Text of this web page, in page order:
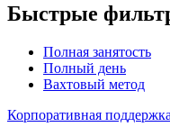
Быстрые
Полная занятость
Полный день
Вахтовый метод
Корпоративная